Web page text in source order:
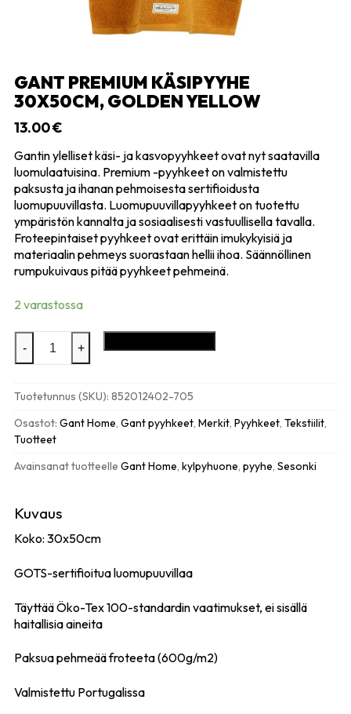
GANT PREMIUM KÄSIPYYHE
30X50CM, GOLDEN YELLOW
13.00€
Gantin ylelliset käsi- ja kasvopyyhkeet ovat nyt saatavilla
luomulaatuisina. Premium -pyyhkeet on valmistettu
paksusta ja ihanan pehmoisesta sertifioidusta
luomupuuvillasta. Luomupuuvillapyyhkeet on tuotettu
ympäristön kannalta ja sosiaalisesti vastuullisella tavalla.
Froteepintaiset pyyhkeet ovat erittäin imukykyisiä ja
materiaalin pehmeys suorastaan hellii ihoa. Säännöllinen
rumpukuivaus pitää pyyhkeet pehmeinä.
2 varastossa
GANT
Premium
golden
yellow
määrä
- +
Tuotetunnus (SKU):852012402-705
Osastot:Gant Home,Gant pyyhkeet,Merkit,Pyyhkeet,Tekstiilit,
Tuotteet
Avainsanat tuotteelleGant Home,kylpyhuone,pyyhe,Sesonki
Kuvaus
Koko: 30x50cm
GOTS-sertifioitua luomupuuvillaa
Täyttää Öko-Tex 100-standardin vaatimukset, ei sisällä
haitallisia aineita
Paksua pehmeää froteeta (600g/m2)
Valmistettu Portugalissa